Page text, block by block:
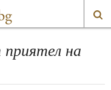
на